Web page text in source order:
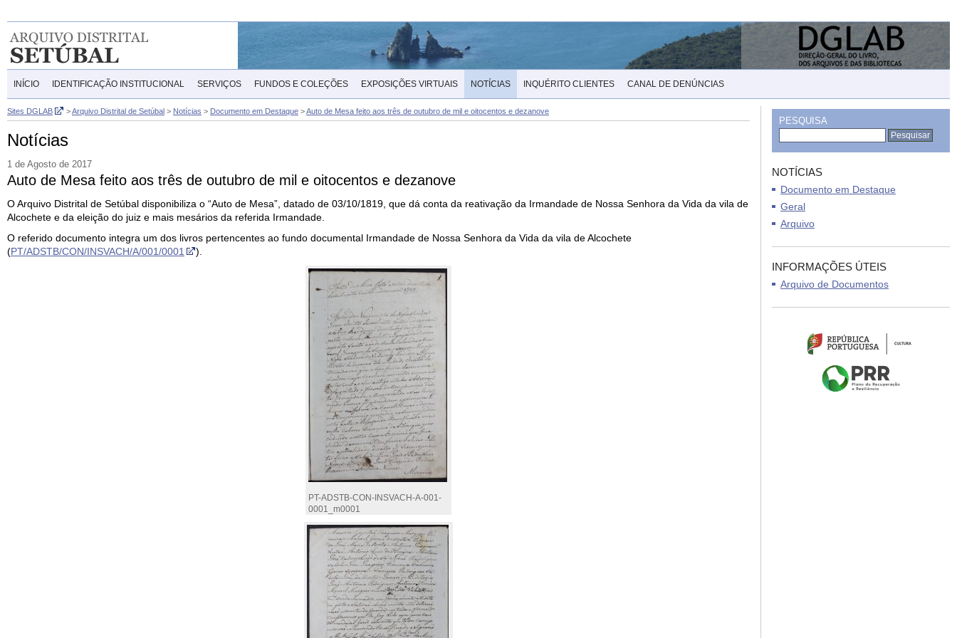
INÍCIO IDENTIFICAÇÃO INSTITUCIONAL SERVIÇOS FUNDOS E COLEÇÕES EXPOSIÇÕES VIRTUAIS NOTÍCIAS INQUÉRITO CLIENTES CANAL DE DENÚNCIAS
Sites DGLAB >Arquivo Distrital de Setúbal > Notícias > Documento em Destaque >Auto de Mesa feito aos três de outubro de mil e oitocentos e dezanove
Notícias
1 de Agosto de 2017
Auto de Mesa feito aos três de outubro de mil e oitocentos e dezanove
O Arquivo Distrital de Setúbal disponibiliza o “Auto de Mesa”, datado de 03/10/1819, que dá conta da reativação da Irmandade de Nossa Senhora da Vida da vila de
Alcochete e da eleição do juiz e mais mesários da referida Irmandade.
O referido documento integra um dos livros pertencentes ao fundo documental Irmandade de Nossa Senhora da Vida da vila de Alcochete
(PT/ADSTB/CON/INSVACH/A/001/0001 ).
PT-ADSTB-CON-INSVACH-A-001-
0001_m0001
PESQUISA
NOTÍCIAS
Documento em Destaque
Geral
Arquivo
INFORMAÇÕES ÚTEIS
Arquivo de Documentos